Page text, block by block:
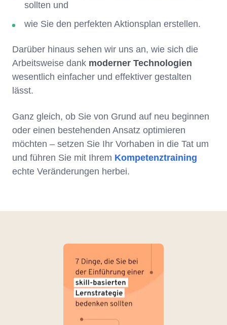
sollten und
wie Sie den perfekten Aktionsplan erstellen.
Darüber hinaus sehen wir uns an, wie sich die
Arbeitsweise dank moderner Technologien
wesentlich einfacher und effektiver gestalten
lässt.
Ganz gleich, ob Sie von Grund auf neu beginnen
oder einen bestehenden Ansatz optimieren
möchten – setzen Sie Ihr Vorhaben in die Tat um
und führen Sie mit Ihrem Kompetenztraining
echte Veränderungen herbei.